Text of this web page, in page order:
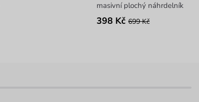
masivní plochý náhrdelník
398 Kč 699 Kč